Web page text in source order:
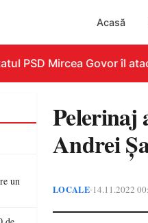
Acasă
PSD Mircea Govor îl
un
Pelerinaj
Andrei
LOCALE•14.11.2022